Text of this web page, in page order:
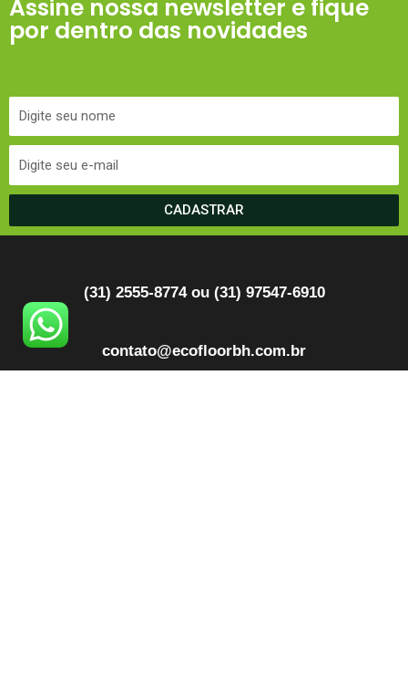
Assine nossa newsletter e fique
por dentro das novidades
CADASTRAR
(31) 2555-8774 ou (31) 97547-6910
contato@ecofloorbh.com.br